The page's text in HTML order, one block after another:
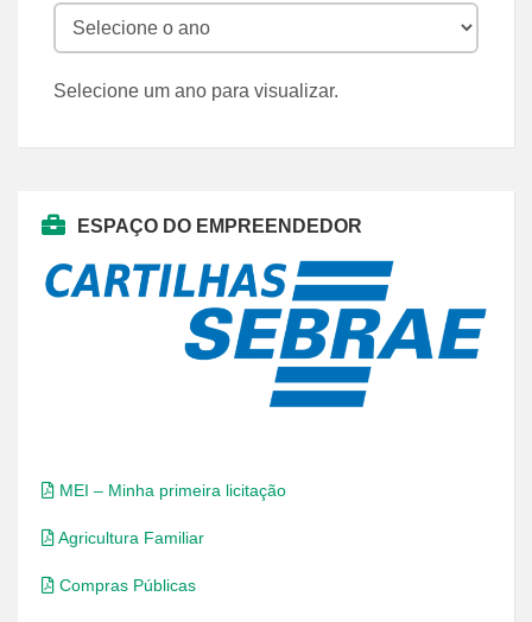
rtar rtar rtar rtar
Selecione um ano para visualizar.
ESPAÇO DO EMPREENDEDOR
MEI – Minha primeira licitação
Agricultura Familiar
Compras Públicas